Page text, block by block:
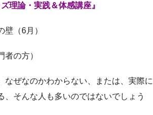
理論・実践＆体感講座』
（6月）
の方）
ぜなのかわからない、または、実際に
そんな人も多いのではないでしょう